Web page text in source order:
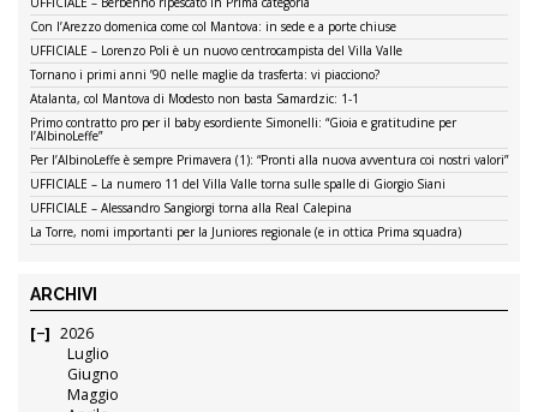
Con l’Arezzo domenica come col Mantova: in sede e a porte chiuse
UFFICIALE – Lorenzo Poli è un nuovo centrocampista del Villa Valle
Tornano i primi anni ’90 nelle maglie da trasferta: vi piacciono?
Atalanta, col Mantova di Modesto non basta Samardzic: 1-1
Primo contratto pro per il baby esordiente Simonelli: “Gioia e gratitudine per
l’AlbinoLeffe”
Per l’AlbinoLeffe è sempre Primavera (1): “Pronti alla nuova avventura coi nostri valori”
UFFICIALE – La numero 11 del Villa Valle torna sulle spalle di Giorgio Siani
UFFICIALE – Alessandro Sangiorgi torna alla Real Calepina
La Torre, nomi importanti per la Juniores regionale (e in ottica Prima squadra)
ARCHIVI
2026
Luglio
Giugno
Maggio